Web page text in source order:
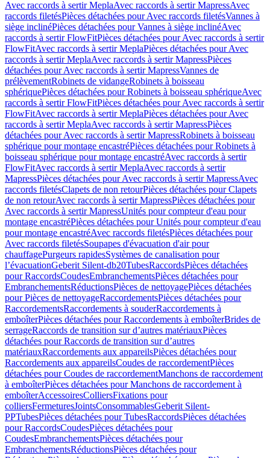
Avec raccords à sertir MeplaAvec raccords à sertir MapressAvec
raccords filetésPièces détachées pour Avec raccords filetésVannes à
siège inclinéPièces détachées pour Vannes à siège inclinéAvec
raccords à sertir FlowFitPièces détachées pour Avec raccords à sertir
FlowFitAvec raccords à sertir MeplaPièces détachées pour Avec
raccords à sertir MeplaAvec raccords à sertir MapressPièces
détachées pour Avec raccords à sertir MapressVannes de
prélèvementRobinets de vidangeRobinets à boisseau
sphériquePièces détachées pour Robinets à boisseau sphériqueAvec
raccords à sertir FlowFitPièces détachées pour Avec raccords à sertir
FlowFitAvec raccords à sertir MeplaPièces détachées pour Avec
raccords à sertir MeplaAvec raccords à sertir MapressPièces
détachées pour Avec raccords à sertir MapressRobinets à boisseau
sphérique pour montage encastréPièces détachées pour Robinets à
boisseau sphérique pour montage encastréAvec raccords à sertir
FlowFitAvec raccords à sertir MeplaAvec raccords à sertir
MapressPièces détachées pour Avec raccords à sertir MapressAvec
raccords filetésClapets de non retourPièces détachées pour Clapets
de non retourAvec raccords à sertir MapressPièces détachées pour
Avec raccords à sertir MapressUnités pour compteur d'eau pour
montage encastréPièces détachées pour Unités pour compteur d'eau
pour montage encastréAvec raccords filetésPièces détachées pour
Avec raccords filetésSoupapes d'évacuation d'air pour
chauffagePurgeurs rapidesSystèmes de canalisation pour
l’évacuationGeberit Silent-db20TubesRaccordsPièces détachées
pour RaccordsCoudesEmbranchementsPièces détachées pour
EmbranchementsRéductionsPièces de nettoyagePièces détachées
pour Pièces de nettoyageRaccordementsPièces détachées pour
RaccordementsRaccordements à souderRaccordements à
emboîterPièces détachées pour Raccordements à emboîterBrides de
serrageRaccords de transition sur d’autres matériauxPièces
détachées pour Raccords de transition sur d’autres
matériauxRaccordements aux appareilsPièces détachées pour
Raccordements aux appareilsCoudes de raccordementPièces
détachées pour Coudes de raccordementManchons de raccordement
à emboîterPièces détachées pour Manchons de raccordement à
emboîterAccessoiresColliersFixations pour
colliersFermeturesJointsConsommablesGeberit Silent-
PPTubesPièces détachées pour TubesRaccordsPièces détachées
pour RaccordsCoudesPièces détachées pour
CoudesEmbranchementsPièces détachées pour
EmbranchementsRéductionsPièces détachées pour